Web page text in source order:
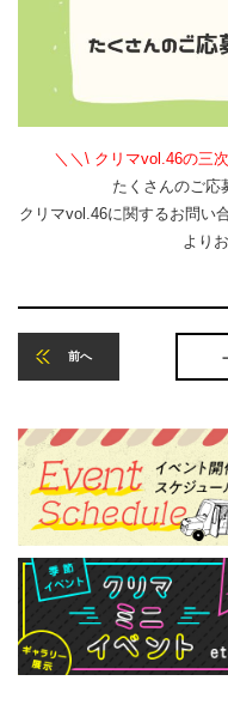
＼＼\ クリマvol.46の三
たくさんのご応
クリマvol.46に関するお問い
より
前へ